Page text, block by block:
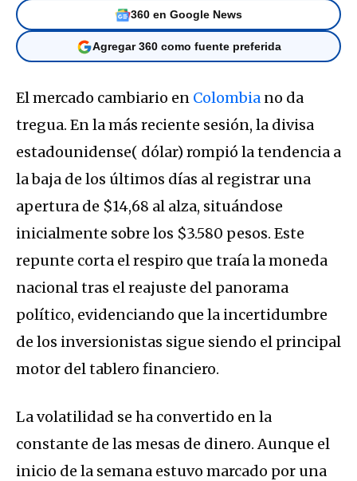
360 en Google News
Agregar 360 como fuente preferida
El mercado cambiario en Colombia no da
tregua. En la más reciente sesión, la divisa
estadounidense( dólar) rompió la tendencia a
la baja de los últimos días al registrar una
apertura de $14,68 al alza, situándose
inicialmente sobre los $3.580 pesos. Este
repunte corta el respiro que traía la moneda
nacional tras el reajuste del panorama
político, evidenciando que la incertidumbre
de los inversionistas sigue siendo el principal
motor del tablero financiero.
La volatilidad se ha convertido en la
constante de las mesas de dinero.Aunque el
inicio de la semana estuvo marcado por una